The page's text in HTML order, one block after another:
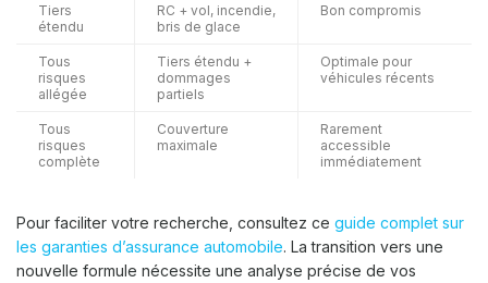
Tiers
étendu
RC + vol, incendie,
bris de glace
Bon compromis
Tous
risques
allégée
Tiers étendu +
dommages
partiels
Optimale pour
véhicules récents
Tous
risques
complète
Couverture
maximale
Rarement
accessible
immédiatement
Pour faciliter votre recherche, consultez ce guide complet sur
les garanties d’assurance automobile. La transition vers une
nouvelle formule nécessite une analyse précise de vos